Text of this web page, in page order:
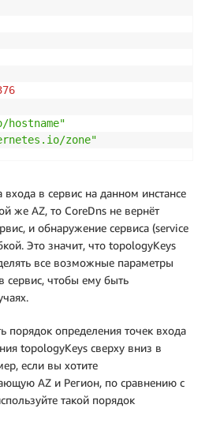
zone"
входа в сервис на данном инстансе
же AZ, то CoreDns не вернёт
и обнаружение сервиса (service
Это значит, что topologyKeys
все возможные параметры
сервис, чтобы ему быть
порядок определения точек входа
topologyKeys сверху вниз в
если вы хотите
AZ и Регион, по сравнению с
такой порядок